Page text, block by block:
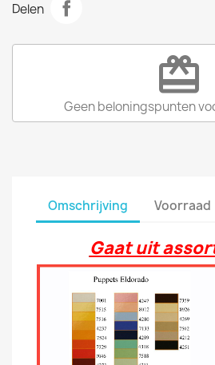
Delen
redeem
Geen beloningspunten
Omschrijving Voorraad
Gaat uit